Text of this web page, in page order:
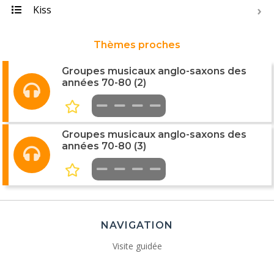
Kiss
Thèmes proches
Groupes musicaux anglo-saxons des
années 70-80 (2)
Groupes musicaux anglo-saxons des
années 70-80 (3)
NAVIGATION
Visite guidée